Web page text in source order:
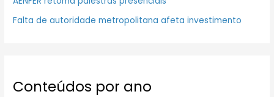
Falta de autoridade metropolitana afeta investimento
Conteúdos por ano